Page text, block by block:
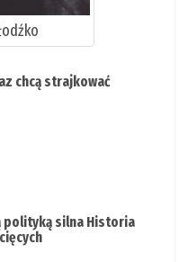
chcą strajkować
polityką silna Historia